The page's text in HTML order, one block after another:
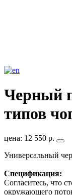
Черный
типов
цена: 12 550 р.
Универсальный
Спецификация:
Согласитесь, что
окружающего